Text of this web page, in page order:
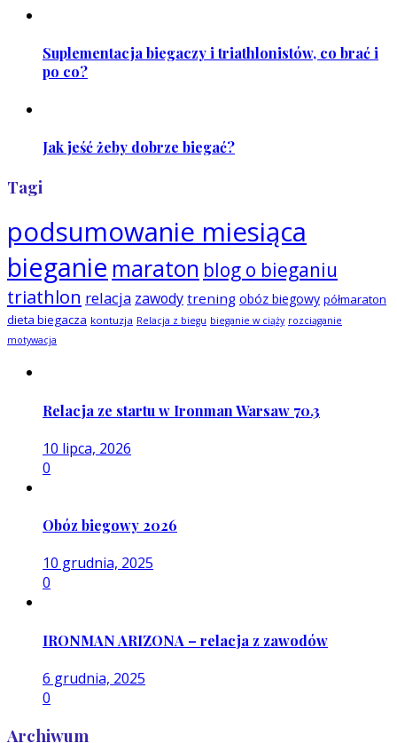
Suplementacja biegaczy i triathlonistów, co brać i
po co?
Jak jeść żeby dobrze biegać?
Tagi
podsumowanie miesiąca
bieganie maraton blog o bieganiu
triathlon relacja zawody trening obóz biegowy półmaraton
dieta biegacza kontuzja Relacja z biegu bieganie w ciąży rozciąganie
motywacja
Relacja ze startu w Ironman Warsaw 70.3
10 lipca, 2026
0
Obóz biegowy 2026
10 grudnia, 2025
0
IRONMAN ARIZONA – relacja z zawodów
6 grudnia, 2025
0
Archiwum